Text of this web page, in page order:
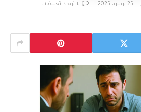
25 يوليو، 2025 لا توجد تعليقات